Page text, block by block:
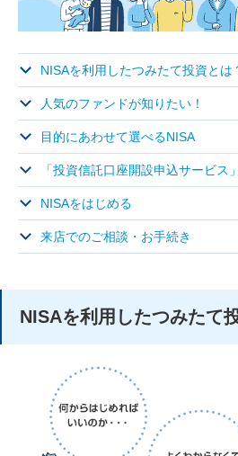
NISAを利用したつみたて投資とは
人気のファンドが知りたい！
目的にあわせて選べるNISA
「投資信託口座開設申込サービス
NISAをはじめる
来店でのご相談・お手続き
NISAを利用したつみたて